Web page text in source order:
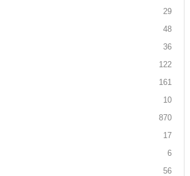
29
48
36
122
161
10
870
17
6
56